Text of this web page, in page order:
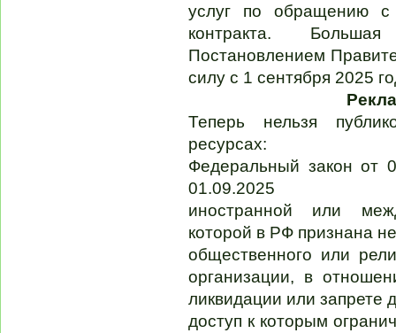
услуг по обращению
контракта.
Постановлением
силу с 1 сентября 2025
Теперь нельзя
ресурсах:
Федеральный закон от
01.09.2025
иностранной или
которой в РФ признана
общественного или
организации, в
ликвидации или запрете
доступ к которым